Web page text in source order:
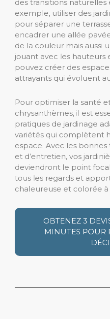
des transitions
exemple, utiliser des
pour séparer une
encadrer une allée
de la couleur mais aussi
jouant avec les hauteurs
pouvez créer des
attrayants qui évoluent
Pour optimiser la santé
chrysanthèmes, il est
pratiques de jardinage
variétés qui complètent
espace. Avec les
et d’entretien, vos
deviendront le point
tous les regards et
chaleureuse et colorée
OBTENEZ 3
MINUTES POUR